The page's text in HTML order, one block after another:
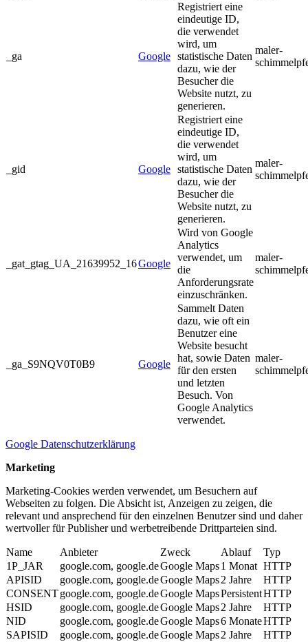
_ga Google
Registriert eine
eindeutige ID,
die verwendet
wird, um
statistische Daten
dazu, wie der
Besucher die
Website nutzt, zu
generieren.
maler-
_gid Google
Registriert eine
eindeutige ID,
die verwendet
wird, um
statistische Daten
dazu, wie der
Besucher die
Website nutzt, zu
generieren.
maler-
_gat_gtag_UA_21639952_16Google
Wird von Google
Analytics
verwendet, um
die
Anforderungsrate
einzuschränken.
maler-
_ga_S9NQV0T0B9 Google
Sammelt Daten
dazu, wie oft ein
Benutzer eine
Website besucht
hat, sowie Daten
für den ersten
und letzten
Besuch. Von
Google Analytics
verwendet.
maler-
Google Datenschutzerklärung
Marketing
Marketing-Cookies werden verwendet, um Besuchern auf
Webseiten zu folgen. Die Absicht ist, Anzeigen zu zeigen, die
relevant und ansprechend für den einzelnen Benutzer sind und daher
wertvoller für Publisher und werbetreibende Drittparteien sind.
Name Anbieter Zweck Ablauf
Typ
1P_JAR
google.com, google.deGoogle Maps1 Monat HTTP
APISID
google.com, google.deGoogle Maps2 Jahre
HTTP
CONSENTgoogle.com, google.deGoogle MapsPersistentHTTP
HSID
google.com, google.deGoogle Maps2 Jahre
HTTP
NID
google.com, google.deGoogle Maps6 MonateHTTP
SAPISID
google.com, google.deGoogle Maps2 Jahre
HTTP